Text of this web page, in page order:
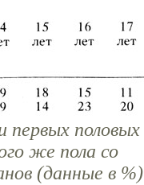
первых половых
же пола со
(данные в %)